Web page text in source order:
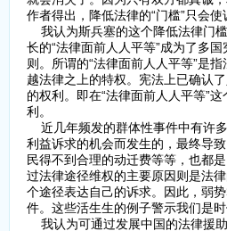
作者得出，降低法律的“门槛”只会
我认为斯兵塞的这个降低法律门
长的“法律面前人人平等”成为了多
则。所谓的“法律面前人人平等”是
越法律之上的特权。宪法上已确认
的权利。即在“法律面前人人平等”
利。
近几年频发的群体性事件中有许
利益诉求的机会而发生的，最终导
民得不到合理的动迁费等等，也都
过法律途径维权的主要原因则是法
个途径表达自己的诉求。因此，弱
件。这些活生生的例子警示我们是
我认为可通过发展中国的法律援